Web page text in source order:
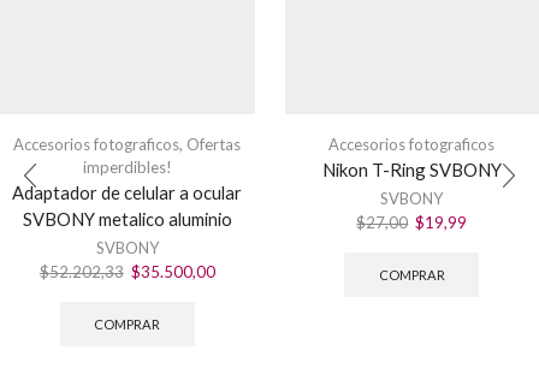
Accesorios fotograficos, Ofertas
imperdibles!
Adaptador de celular a ocular
SVBONY metalico aluminio
SVBONY
$52.202,33 El
original
$35.500,00El
COMPRAR
Accesorios fotograficos
Nikon T-Ring SVBONY
SVBONY
$27,00 El
original
$19,99
COMPRAR